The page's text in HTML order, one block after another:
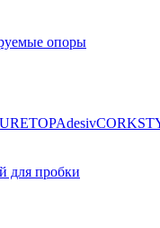
опоры
Adesiv
для пробки